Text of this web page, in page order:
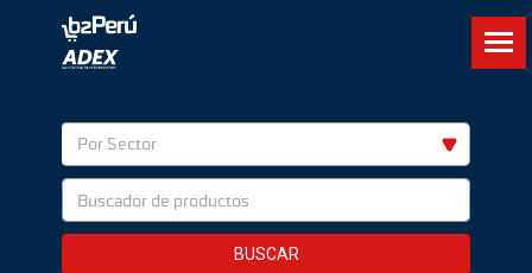
Por Sector
BUSCAR